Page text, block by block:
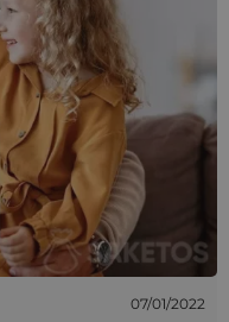
07/01/2022